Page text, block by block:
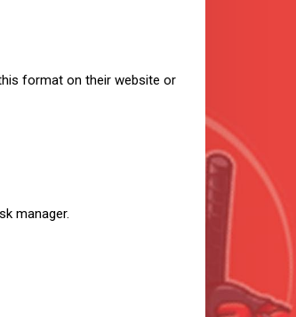
format on their website or
manager.